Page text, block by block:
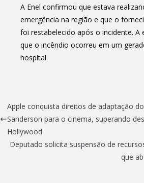
A Enel confirmou que estava
emergência na região e que o
foi restabelecido após o incidente. A
que o incêndio ocorreu em um
hospital.
Apple conquista direitos de adaptação
Sanderson para o cinema, superando
Hollywood
Deputado solicita suspensão de
que